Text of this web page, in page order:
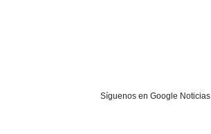
Síguenos en Google Noticias